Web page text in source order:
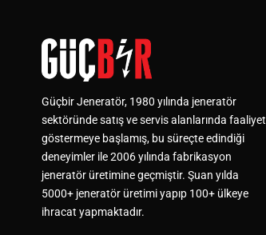
Güçbir Jeneratör, 1980 yılında jeneratör
sektöründe satış ve servis alanlarında faaliyet
göstermeye başlamış, bu süreçte edindiği
deneyimler ile 2006 yılında fabrikasyon
jeneratör üretimine geçmiştir. Şuan yılda
5000+ jeneratör üretimi yapıp 100+ ülkeye
ihracat yapmaktadır.